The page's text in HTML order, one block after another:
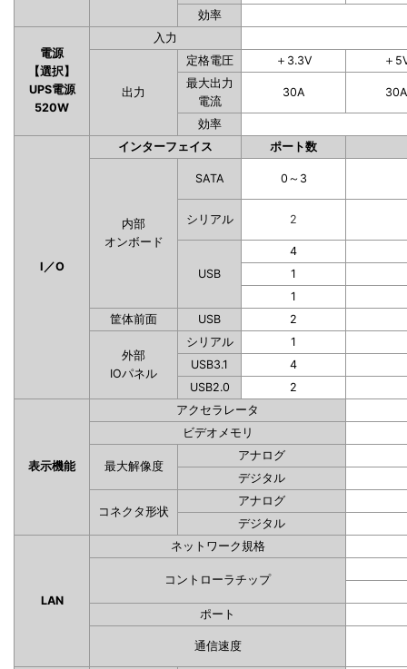
効率
電源
【選択】
UPS電源
520W
入力
出力
定格電圧 ＋3.3V
＋
最大出力
電流
30A 30A
効率
I／O
インターフェイス ポート数
内部
オンボード
SATA 0～3
シリアル 2
USB
4
1
1
筐体前面
USB 2
外部
IOパネル
シリアル
1
USB3.1
4
USB2.0
2
表示機能
アクセラレータ
ビデオメモリ
最大解像度
アナログ
デジタル
コネクタ形状
アナログ
デジタル
LAN
ネットワーク規格
コントローラチップ
ポート
通信速度